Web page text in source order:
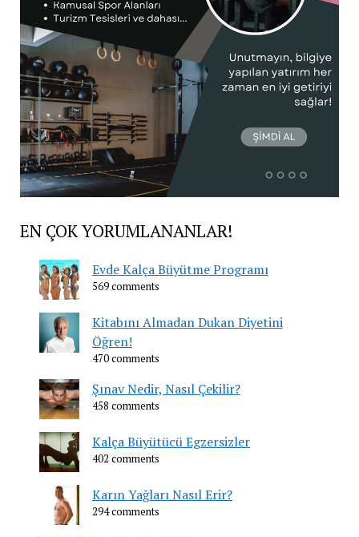
EN ÇOK YORUMLANANLAR!
Evde Kalça Büyütme Programı
569 comments
Kitabını Almadan Dukan Diyetini
Öğren!
470 comments
Şınav Nedir, Nasıl Çekilir?
458 comments
Kalça Büyütücü Egzersizler
402 comments
Karın Yağları Nasıl Erir?
294 comments